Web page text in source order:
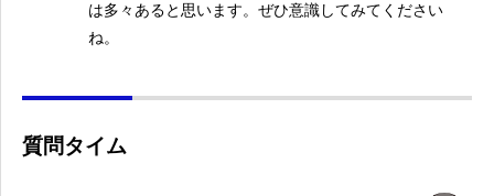
は多々あると思います。ぜひ意識してみてください
ね。
質問タイム